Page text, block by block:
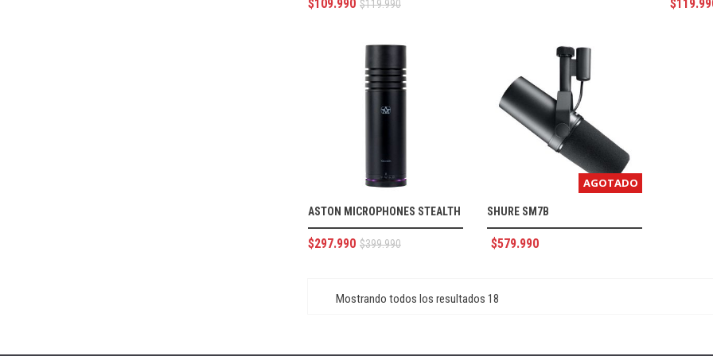
$119.990
$109.990 $
ASTON MICROPHONES STEALTH
$399.990
$297.990
AGOTADO
SHURE SM7B
$579.990
Mostrando todos los resultados 18